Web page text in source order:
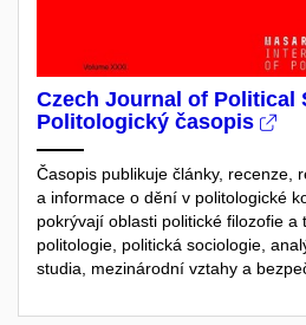
Czech Journal of Political
Politologický časopis
Časopis publikuje články, recenze,
a informace o dění v politologické
pokrývají oblasti politické filozofie a
politologie, politická sociologie,
studia, mezinárodní vztahy a